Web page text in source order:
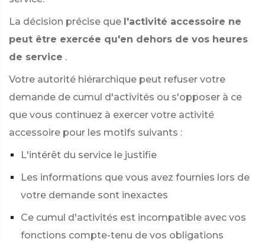
La décision précise que l'activité accessoire ne
peut être exercée qu'en dehors de vos heures
de service .
Votre autorité hiérarchique peut refuser votre
demande de cumul d'activités ou s'opposer à ce
que vous continuez à exercer votre activité
accessoire pour les motifs suivants :
L'intérêt du service le justifie
Les informations que vous avez fournies lors de
votre demande sont inexactes
Ce cumul d'activités est incompatible avec vos
fonctions compte-tenu de vos obligations